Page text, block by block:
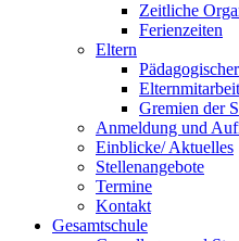
Zeitliche
Ferienzeiten
Eltern
Elternmitarbeit
Gremien der
Anmeldung und
Einblicke/ Aktuelles
Stellenangebote
Termine
Kontakt
Gesamtschule